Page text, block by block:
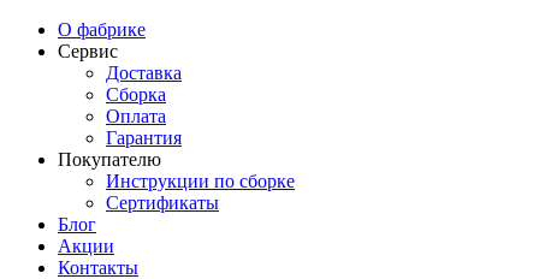
О фабрике
Сервис
Доставка
Сборка
Оплата
Гарантия
Покупателю
Инструкции по сборке
Сертификаты
Блог
Акции
Контакты